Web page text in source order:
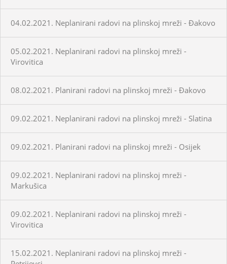
04.02.2021. Neplanirani radovi na plinskoj mreži - Đakovo
05.02.2021. Neplanirani radovi na plinskoj mreži -
Virovitica
08.02.2021. Planirani radovi na plinskoj mreži - Đakovo
09.02.2021. Neplanirani radovi na plinskoj mreži - Slatina
09.02.2021. Planirani radovi na plinskoj mreži - Osijek
09.02.2021. Neplanirani radovi na plinskoj mreži -
Markušica
09.02.2021. Neplanirani radovi na plinskoj mreži -
Virovitica
15.02.2021. Neplanirani radovi na plinskoj mreži -